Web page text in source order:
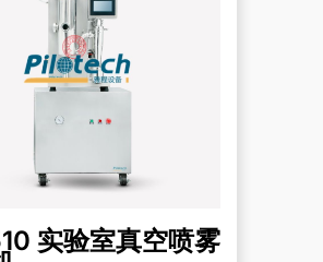
实验室真空喷雾